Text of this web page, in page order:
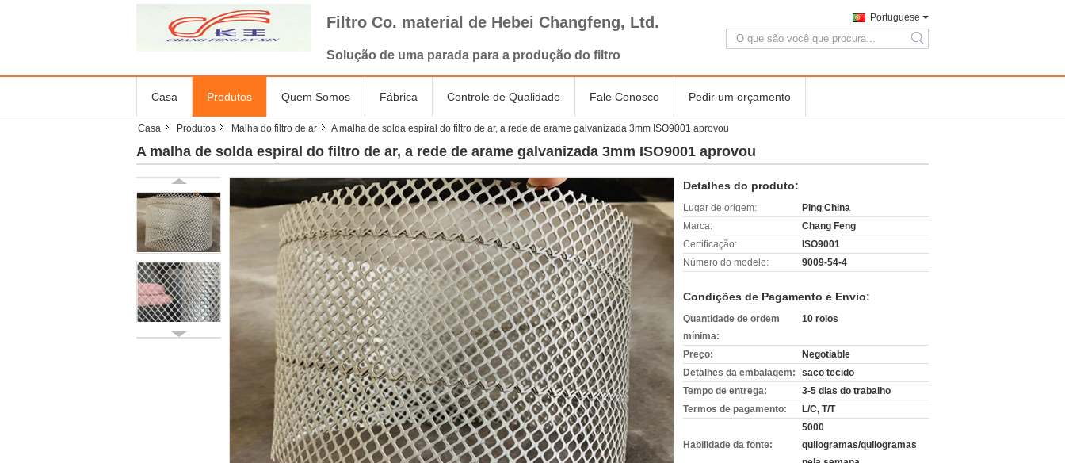
Filtro Co. material de Hebei Changfeng, Ltd.
Solução de uma parada para a produção do filtro
Portuguese
search
Casa Produtos Quem Somos Fábrica Controle de Qualidade Fale Conosco Pedir um orçamento
Casa Produtos Malha do filtro de ar A malha de solda espiral do filtro de ar, a rede de arame galvanizada 3mm ISO9001 aprovou
A malha de solda espiral do filtro de ar, a rede de arame galvanizada 3mm ISO9001 aprovou
Detalhes do produto:
Lugar de origem:
Ping China
Marca:
Chang Feng
Certificação:
ISO9001
Número do modelo:
9009-54-4
Condições de Pagamento e Envio:
Quantidade de ordem
mínima:
10 rolos
Preço:
Negotiable
Detalhes da embalagem:
saco tecido
Tempo de entrega:
3-5 dias do trabalho
Termos de pagamento:
L/C, T/T
Habilidade da fonte:
5000
quilogramas/quilogramas